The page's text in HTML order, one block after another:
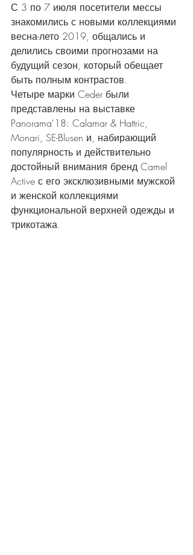
С 3 по 7 июля посетители мессы
знакомились с новыми коллекциями
весна-лето 2019, общались и
делились своими прогнозами на
будущий сезон, который обещает
быть полным контрастов.
Четыре марки Ceder были
представлены на выставке
Panorama'18: Calamar & Hattric,
Monari, SE-Blusen и, набирающий
популярность и действительно
достойный внимания бренд Camel
Active с его эксклюзивными мужской
и женской коллекциями
функциональной верхней одежды и
трикотажа.